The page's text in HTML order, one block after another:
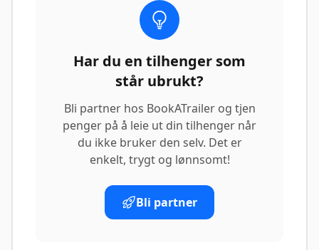
Har du en tilhenger som
står ubrukt?
Bli partner hos BookATrailer og tjen
penger på å leie ut din tilhenger når
du ikke bruker den selv. Det er
enkelt, trygt og lønnsomt!
Bli partner